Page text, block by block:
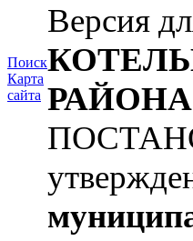
Поиск
Карта
сайта
Версия
РАЙОНА